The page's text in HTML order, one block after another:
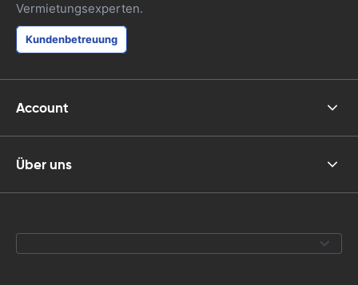
Vermietungsexperten.
Kundenbetreuung
Account
Über uns